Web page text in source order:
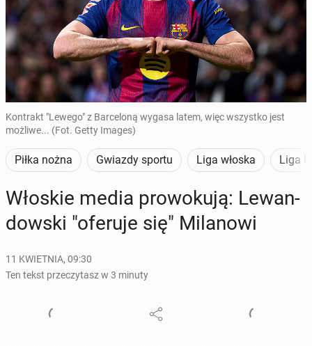
Kontrakt "Lewego" z Barceloną wygasa latem, więc wszystko jest
możliwe... (Fot. Getty Images)
Piłka nożna Gwiazdy sportu Liga włoska Liga
Włoskie media pro­wo­ku­ją: Le­wan­
dow­ski "oferuje się" Mi­la­no­wi
11 KWIETNIA, 09:30
Ten tekst przeczytasz w 3 minuty